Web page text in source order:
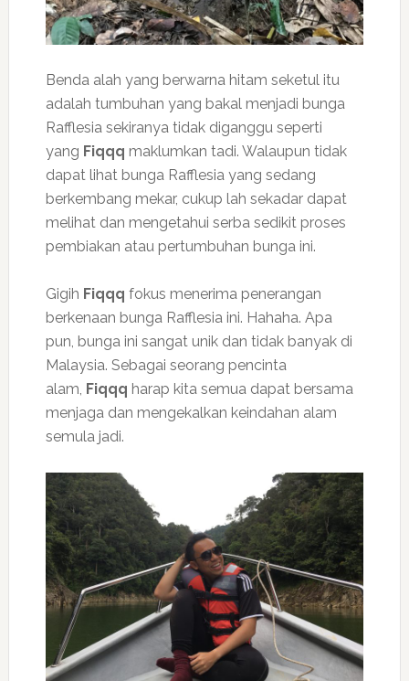
Benda alah yang berwarna hitam seketul itu
adalah tumbuhan yang bakal menjadi bunga
Rafflesia sekiranya tidak diganggu seperti
yang Fiqqq maklumkan tadi. Walaupun tidak
dapat lihat bunga Rafflesia yang sedang
berkembang mekar, cukup lah sekadar dapat
melihat dan mengetahui serba sedikit proses
pembiakan atau pertumbuhan bunga ini.
Gigih Fiqqq fokus menerima penerangan
berkenaan bunga Rafflesia ini. Hahaha. Apa
pun, bunga ini sangat unik dan tidak banyak di
Malaysia. Sebagai seorang pencinta
alam, Fiqqq harap kita semua dapat bersama
menjaga dan mengekalkan keindahan alam
semula jadi.